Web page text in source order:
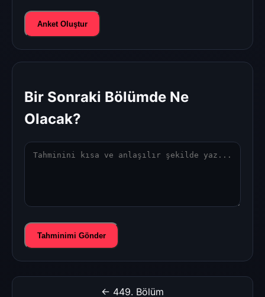
Anket Oluştur
Bir Sonraki Bölümde Ne
Olacak?
Tahminimi Gönder
← 449. Bölüm